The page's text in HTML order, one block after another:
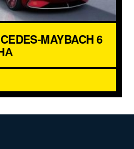
MAYBACH 6